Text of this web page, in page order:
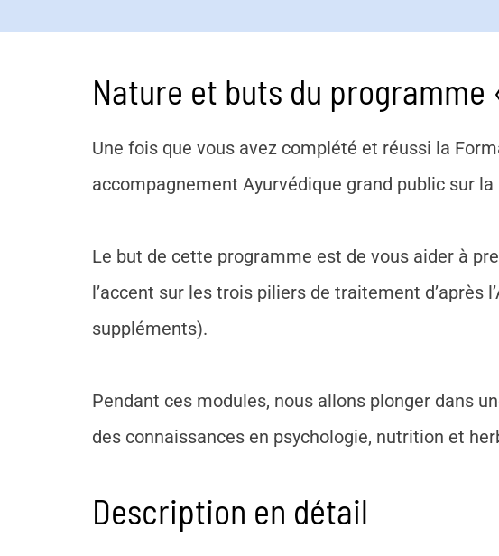
Nature et buts du programme
Une fois que vous avez complété et réussi la
accompagnement Ayurvédique grand public sur
Le but de cette programme est de vous aider à
l’accent sur les trois piliers de traitement d’après
suppléments).
Pendant ces modules, nous allons plonger dans
des connaissances en psychologie, nutrition et
Description en détail